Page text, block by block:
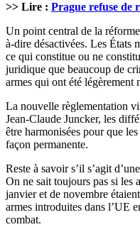
>> Lire : Prague refuse de
Un point central de la
à-dire désactivées. Les États
ce qui constitue ou ne
juridique que beaucoup de
armes qui ont été légèrement
La nouvelle règlementation
Jean-Claude Juncker, les
être harmonisées pour que
façon permanente.
Reste à savoir s’il s’agit
On ne sait toujours pas si les
janvier et de novembre
armes introduites dans l’UE
combat.